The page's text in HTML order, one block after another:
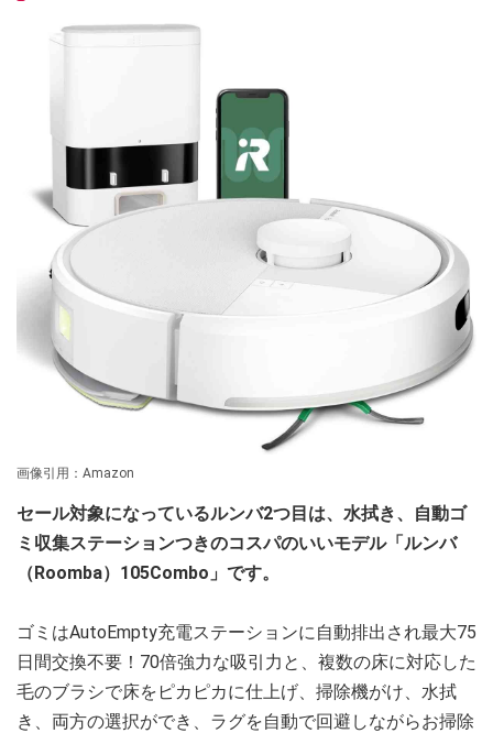
画像引用：Amazon
セール対象になっているルンバ2つ目は、水拭き、自動ゴ
ミ収集ステーションつきのコスパのいいモデル「ルンバ
（Roomba）105Combo」です。
ゴミはAutoEmpty充電ステーションに自動排出され最大75
日間交換不要！70倍強力な吸引力と、複数の床に対応した
毛のブラシで床をピカピカに仕上げ、掃除機がけ、水拭
き、両方の選択ができ、ラグを自動で回避しながらお掃除